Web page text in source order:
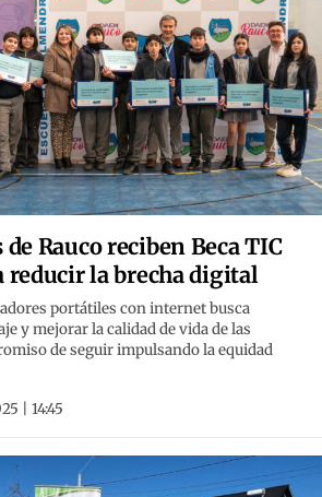
Rauco reciben Beca TIC
reducir la brecha digital
portátiles con internet busca
y mejorar la calidad de vida de las
de seguir impulsando la equidad
| 14:45